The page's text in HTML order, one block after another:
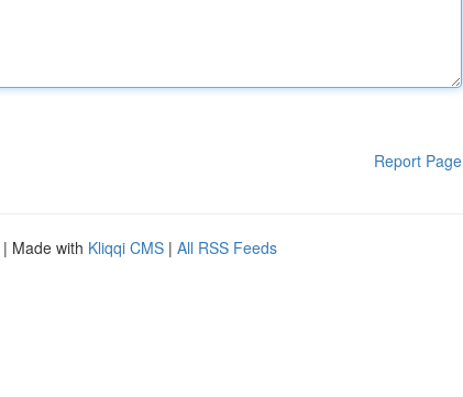
Report Page
| Made with Kliqqi CMS | All RSS Feeds